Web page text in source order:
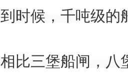
到时候，千吨级的
相比三堡船闸，八